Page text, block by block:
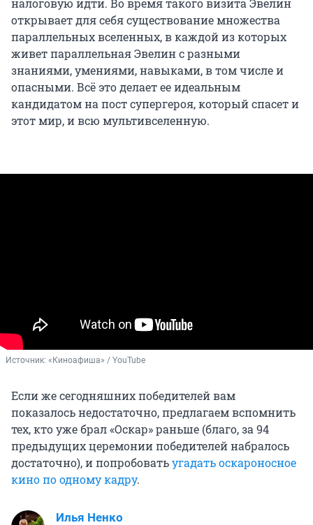
открывает для себя существование множества
параллельных вселенных, в каждой из которых
живет параллельная Эвелин с разными
знаниями, умениями, навыками, в том числе и
опасными. Всё это делает ее идеальным
кандидатом на пост супергероя, который спасет и
этот мир, и всю мультивселенную.
Источник: «Киноафиша» / YouTube
Если же сегодняшних победителей вам
показалось недостаточно, предлагаем вспомнить
тех, кто уже брал «Оскар» раньше (благо, за 94
предыдущих церемонии победителей набралось
достаточно), и попробоватьугадать оскароносное
кино по одному кадру.
Илья Ненко